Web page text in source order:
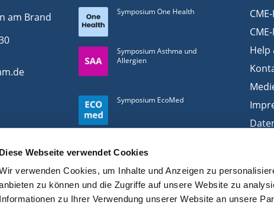
Diese Webseite verwendet Cookies
verwenden Cookies, um Inhalte und Anzeigen zu
zu können und die Zugriffe auf unsere Website zu
Informationen zu Ihrer Verwendung unserer Website an unsere
am Brand
Symposium One Health
Symposium Asthma und
Allergien
Symposium EcoMed
ADIPOSITAS
Help